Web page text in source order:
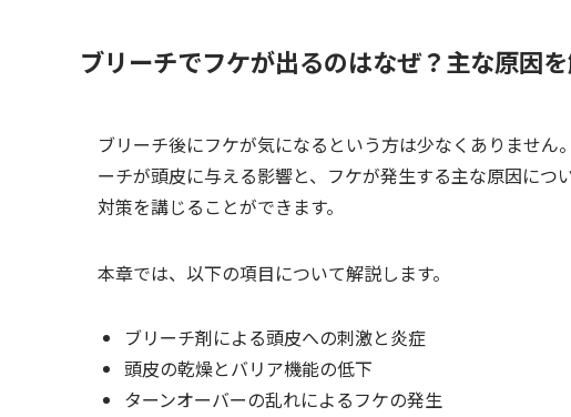
ブリーチでフケが出るのはなぜ？主な原因
ブリーチ後にフケが気になるという方は少なくありませ
ーチが頭皮に与える影響と、フケが発生する主な原因に
対策を講じることができます。
本章では、以下の項目について解説します。
ブリーチ剤による頭皮への刺激と炎症
頭皮の乾燥とバリア機能の低下
ターンオーバーの乱れによるフケの発生